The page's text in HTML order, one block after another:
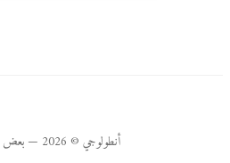
أنطولوجي © 2026 — بعض الحقوق محفوظة